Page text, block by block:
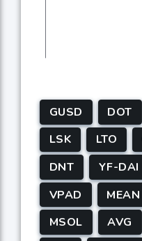
GUSD DOT
LSK
LTO
DNT
YF-DAI
VPAD
MEAN
MSOL
AVG